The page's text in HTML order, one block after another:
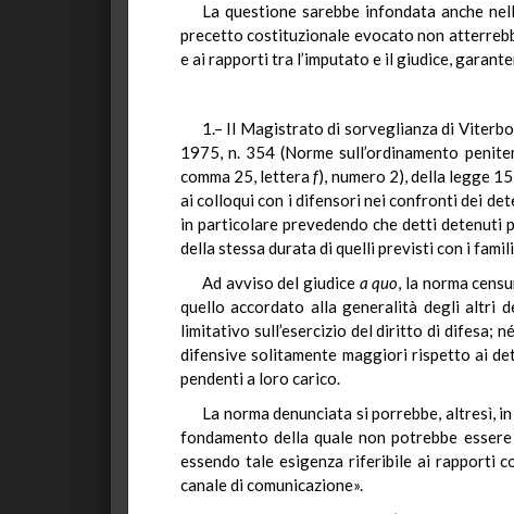
La questione sarebbe infondata anche
precetto costituzionale evocato non
e ai rapporti tra l’imputato e il giudice,
1.– Il Magistrato di sorveglianza di
1975, n. 354 (Norme sull’ordinamento
comma 25, letteraf), numero 2), della legge
ai colloqui con i difensori nei confronti dei
in particolare prevedendo che detti detenuti
della stessa durata di quelli previsti con i
Ad avviso del giudicea quo, la norma
quello accordato alla generalità degli altri
limitativo sull’esercizio del diritto di difesa;
difensive solitamente maggiori rispetto ai
pendenti a loro carico.
La norma denunciata si porrebbe, altresì,
fondamento della quale non potrebbe
essendo tale esigenza riferibile ai rapporti
canale di comunicazione».